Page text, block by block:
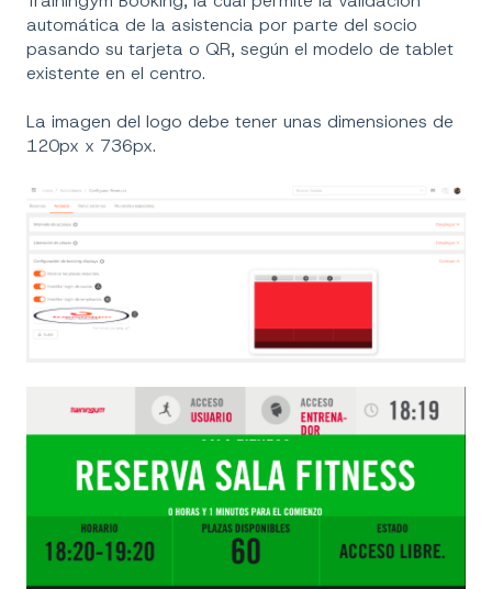
automática de la asistencia por parte del socio
pasando su tarjeta o QR, según el modelo de tablet
existente en el centro.
La imagen del logo debe tener unas dimensiones de
120px x 736px.